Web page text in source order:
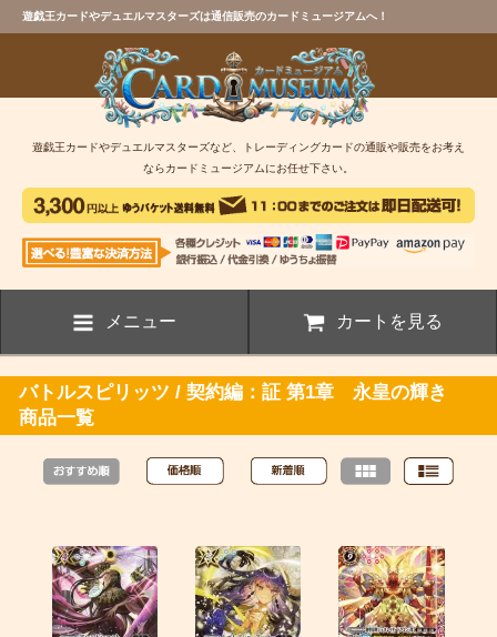
遊戯王カードやデュエルマスターズは通信販売のカードミュージアムへ！
遊戯王カードやデュエルマスターズなど、トレーディングカードの通販や販売をお考え
ならカードミュージアムにお任せ下さい。
メニュー カートを見る
バトルスピリッツ / 契約編：証 第1章 永皇の輝き
商品一覧